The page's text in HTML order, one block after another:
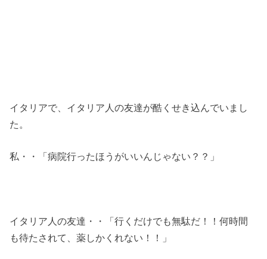
イタリアで、イタリア人の友達が酷くせき込んでいまし
た。
私・・「病院行ったほうがいいんじゃない？？」
イタリア人の友達・・「行くだけでも無駄だ！！何時間
も待たされて、薬しかくれない！！」